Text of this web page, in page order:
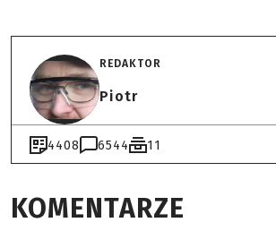
REDAKTOR
Piotr
4408 6544 11
KOMENTARZE